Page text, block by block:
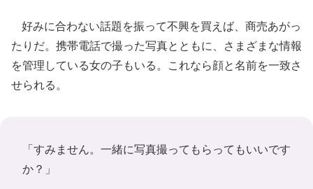
好みに合わない話題を振って不興を買えば、商売あがっ
たりだ。携帯電話で撮った写真とともに、さまざまな情報
を管理している女の子もいる。これなら顔と名前を一致さ
せられる。
「すみません。一緒に写真撮ってもらってもいいです
か？」